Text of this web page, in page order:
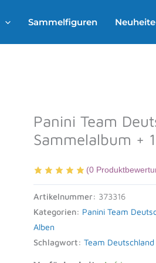
Sammelfiguren
Panini Team
Sammelalbum +
(0
Artikelnummer: 373316
Kategorien: Panini Team
Alben
Schlagwort: Team Deutschland